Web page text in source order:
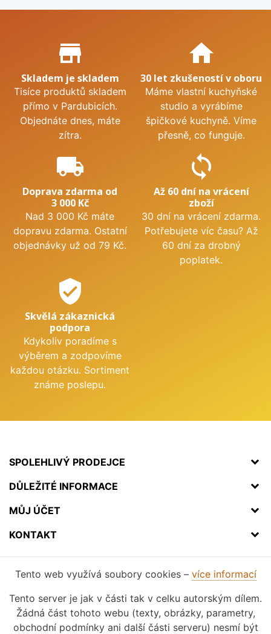
Proč nakupovat u nás?
store_mall_directory
Skladem je skladem
Tisíce produktů skladem
přímo v Pardubicích.
Objednáte dnes, máte
zítra.
home
30 let zkušeností v oboru
Máme vlastní kuchyňské
studio a vyrábíme
špičkové kuchyně. Víme
přesně, co funguje.
local_shipping
Doprava zdarma od
3 000 Kč
Nad 3 000 Kč máte
dopravu zdarma. Ostatní
objednávky už od 79 Kč.
sync
Až 60 dní na vrácení
zboží
30 dní na vrácení zdarma.
Potřebujete víc času? Až
60 dní za drobný
poplatek.
verified_user
Skvělá zákaznická
podpora
Kdykoliv poradíme s
výběrem a zodpovíme
každou otázku. Sortiment
známe poslepu.
SPOLEHLIVÝ PRODEJCE
DŮLEŽITÉ INFORMACE
MŮJ ÚČET
KONTAKT
Tento web využívá soubory cookies – více informací
Tento server je jak v části tak v celku autorským dílem.
Žádná část tohoto webu (texty, obrázky, parametry,
obchodní podmínky ani další části serveru) nesmí být